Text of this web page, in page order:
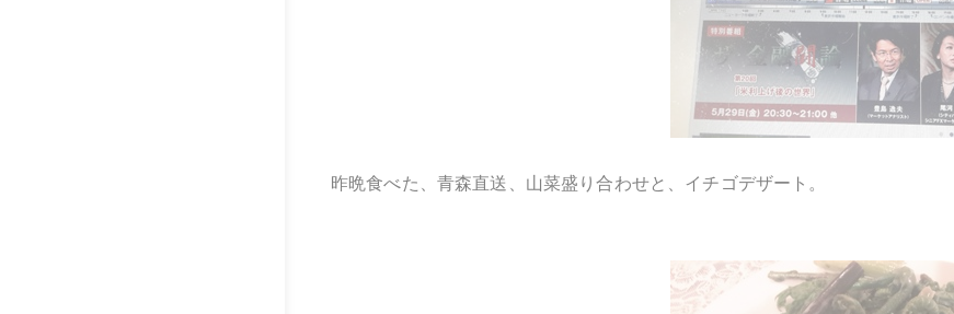
昨晩食べた、青森直送、山菜盛り合わせと、イチゴデザート。